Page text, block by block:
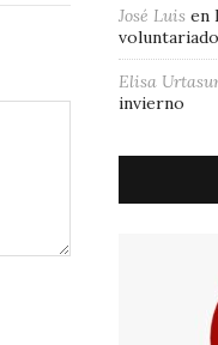
José Luis en
Elisa
invierno